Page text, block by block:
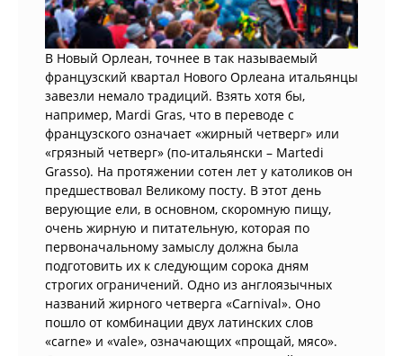
В Новый Орлеан, точнее в так называемый
французский квартал Нового Орлеана итальянцы
завезли немало традиций. Взять хотя бы,
например, Mardi Gras, что в переводе с
французского означает «жирный четверг» или
«грязный четверг» (по-итальянски – Martedi
Grasso). На протяжении сотен лет у католиков он
предшествовал Великому посту. В этот день
верующие ели, в основном, скоромную пищу,
очень жирную и питательную, которая по
первоначальному замыслу должна была
подготовить их к следующим сорока дням
строгих ограничений. Одно из англоязычных
названий жирного четверга «Carnival». Оно
пошло от комбинации двух латинских слов
«сarne» и «vale», означающих «прощай, мясо».